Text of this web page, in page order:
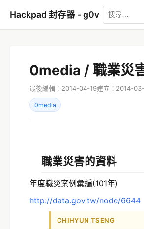
Hackpad 封存器 - g0v
0media / 職業災
最後編輯：2014-04-19建立：2014-
0media
職業災害的資料
年度職災案例彙編(101年)
http://data.gov.tw/node/6644
CHIHYUN TSENG